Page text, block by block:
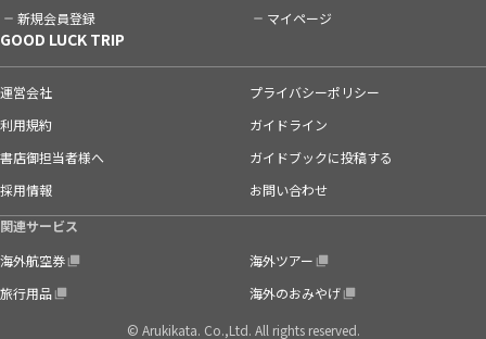
新規会員登録 マイページ
GOOD LUCK TRIP
運営会社
プライバシーポリシー
利用規約
ガイドライン
書店御担当者様へ
ガイドブックに投稿する
採用情報
お問い合わせ
関連サービス
海外航空券
海外ツアー
旅行用品
海外のおみやげ
© Arukikata. Co.,Ltd. All rights reserved.